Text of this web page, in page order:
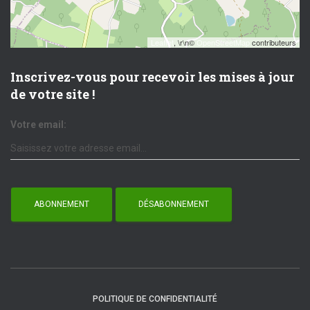
Leaflet, \r\n©OpenStreetMap contributeurs
Inscrivez-vous pour recevoir les mises à jour
de votre site !
Votre email:
POLITIQUE DE CONFIDENTIALITÉ